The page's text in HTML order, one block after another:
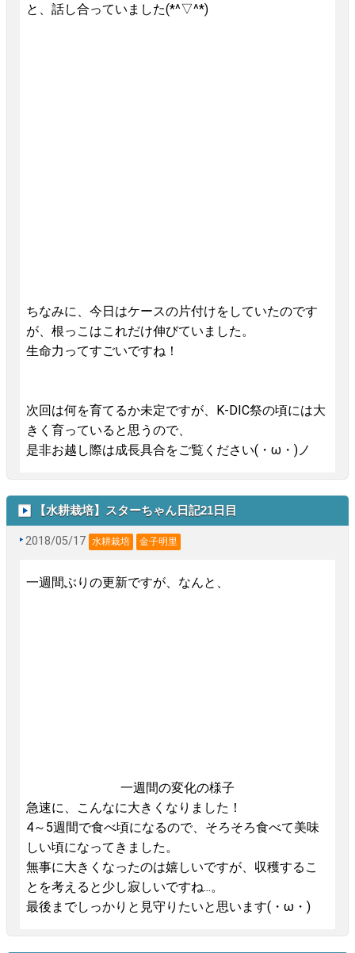
と、話し合っていました(*^▽^*)
ちなみに、今日はケースの片付けをしていたのです
が、根っこはこれだけ伸びていました。
生命力ってすごいですね！
次回は何を育てるか未定ですが、K-DIC祭の頃には大
きく育っていると思うので、
是非お越し際は成長具合をご覧ください(・ω・)ノ
【水耕栽培】スターちゃん日記21日目
2018/05/17 水耕栽培 金子明里
一週間ぶりの更新ですが、なんと、
一週間の変化の様子
急速に、こんなに大きくなりました！
4～5週間で食べ頃になるので、そろそろ食べて美味
しい頃になってきました。
無事に大きくなったのは嬉しいですが、収穫するこ
とを考えると少し寂しいですね...。
最後までしっかりと見守りたいと思います(・ω・)